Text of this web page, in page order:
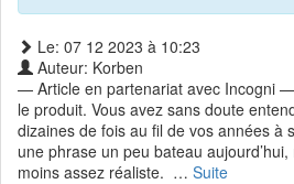
Le: 07 12 2023 à 10:23
Auteur: Korben
— Article en partenariat avec Incogni —
le produit. Vous avez sans doute
dizaines de fois au fil de vos années à
une phrase un peu bateau
moins assez réaliste. … Suite